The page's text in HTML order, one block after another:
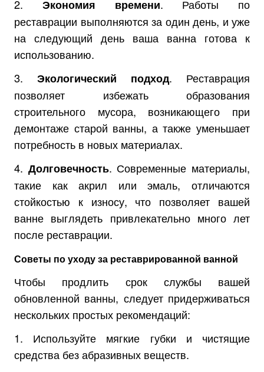
2. Экономия времени. Работы по
реставрации выполняются за один день, и уже
на следующий день ваша ванна готова к
использованию.
3. Экологический подход. Реставрация
позволяет избежать образования
строительного мусора, возникающего при
демонтаже старой ванны, а также уменьшает
потребность в новых материалах.
4. Долговечность. Современные материалы,
такие как акрил или эмаль, отличаются
стойкостью к износу, что позволяет вашей
ванне выглядеть привлекательно много лет
после реставрации.
Советы по уходу за реставрированной ванной
Чтобы продлить срок службы вашей
обновленной ванны, следует придерживаться
нескольких простых рекомендаций:
1. Используйте мягкие губки и чистящие
средства без абразивных веществ.